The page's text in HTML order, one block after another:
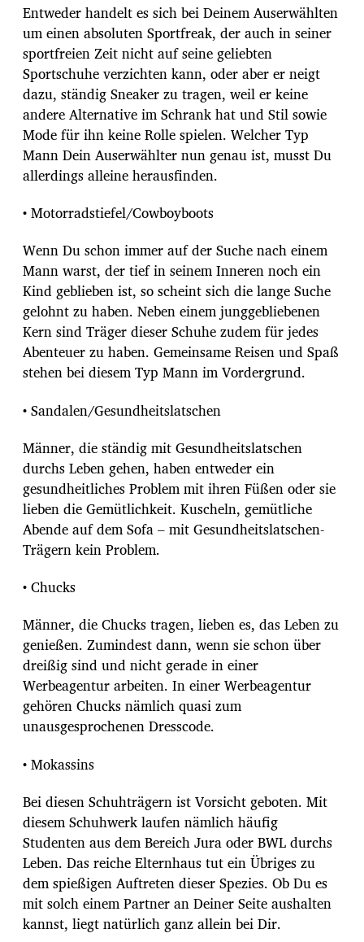
Entweder handelt es sich bei Deinem Auserwählten
um einen absoluten Sportfreak, der auch in seiner
sportfreien Zeit nicht auf seine geliebten
Sportschuhe verzichten kann, oder aber er neigt
dazu, ständig Sneaker zu tragen, weil er keine
andere Alternative im Schrank hat und Stil sowie
Mode für ihn keine Rolle spielen. Welcher Typ
Mann Dein Auserwählter nun genau ist, musst Du
allerdings alleine herausfinden.
• Motorradstiefel/Cowboyboots
Wenn Du schon immer auf der Suche nach einem
Mann warst, der tief in seinem Inneren noch ein
Kind geblieben ist, so scheint sich die lange Suche
gelohnt zu haben. Neben einem junggebliebenen
Kern sind Träger dieser Schuhe zudem für jedes
Abenteuer zu haben. Gemeinsame Reisen und Spaß
stehen bei diesem Typ Mann im Vordergrund.
• Sandalen/Gesundheitslatschen
Männer, die ständig mit Gesundheitslatschen
durchs Leben gehen, haben entweder ein
gesundheitliches Problem mit ihren Füßen oder sie
lieben die Gemütlichkeit. Kuscheln, gemütliche
Abende auf dem Sofa – mit Gesundheitslatschen-
Trägern kein Problem.
• Chucks
Männer, die Chucks tragen, lieben es, das Leben zu
genießen. Zumindest dann, wenn sie schon über
dreißig sind und nicht gerade in einer
Werbeagentur arbeiten. In einer Werbeagentur
gehören Chucks nämlich quasi zum
unausgesprochenen Dresscode.
• Mokassins
Bei diesen Schuhträgern ist Vorsicht geboten. Mit
diesem Schuhwerk laufen nämlich häufig
Studenten aus dem Bereich Jura oder BWL durchs
Leben. Das reiche Elternhaus tut ein Übriges zu
dem spießigen Auftreten dieser Spezies. Ob Du es
mit solch einem Partner an Deiner Seite aushalten
kannst, liegt natürlich ganz allein bei Dir.